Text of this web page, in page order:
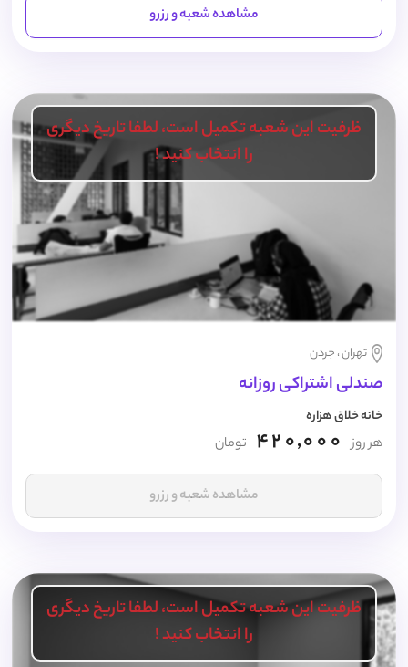
مشاهده شعبه و رزرو
ظرفیت این شعبه تکمیل است، لطفا تاریخ دیگری
را انتخاب کنید !
تهران ، جردن
صندلی اشتراکی روزانه
خانه خلاق هزاره
هر روز 420,000 تومان
مشاهده شعبه و رزرو
ظرفیت این شعبه تکمیل است، لطفا تاریخ دیگری
را انتخاب کنید !